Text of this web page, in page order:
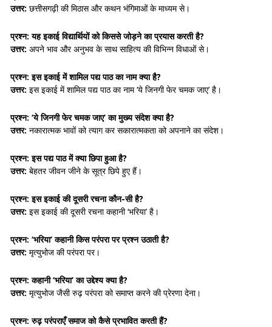
उत्तर: छत्तीसगढ़ी की मिठास और कथन भंगिमाओं के माध्यम से।
प्रश्न: यह इकाई विद्यार्थियों को किससे जोड़ने का प्रयास करती है?
उत्तर: अपने भाव और अनुभव के साथ साहित्य की विभिन्न विधाओं से।
प्रश्न: इस इकाई में शामिल पद्य पाठ का नाम क्या है?
उत्तर: इस इकाई में शामिल पद्य पाठ का नाम ‘ये जिनगी फेर चमक जाए’ है।
प्रश्न: ‘ये जिनगी फेर चमक जाए’ का मुख्य संदेश क्या है?
उत्तर: नकारात्मक भावों को त्याग कर सकारात्मकता को अपनाने का संदेश।
प्रश्न: इस पद्य पाठ में क्या छिपा हुआ है?
उत्तर: बेहतर जीवन जीने के सूत्र छिपे हुए हैं।
प्रश्न: इस इकाई की दूसरी रचना कौन-सी है?
उत्तर: इस इकाई की दूसरी रचना कहानी ‘भरिया’ है।
प्रश्न: ‘भरिया’ कहानी किस परंपरा पर प्रश्न उठाती है?
उत्तर: मृत्युभोज की परंपरा पर।
प्रश्न: कहानी ‘भरिया’ का उद्देश्य क्या है?
उत्तर: मृत्युभोज जैसी रुढ़ परंपरा को समाप्त करने की प्रेरणा देना।
प्रश्न: रुढ़ परंपराएँ समाज को कैसे प्रभावित करती हैं?